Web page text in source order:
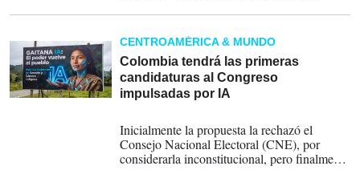
e incompetencia manifiesta para el
desempeño del cargo, derivadas de
actuaciones y omisiones que, de manera
reiterada y sistemática, han contravenido la
Constitución, la Ley del Ministerio Público
(Fiscalía), la Ley Electoral de Honduras y la
CENTROAMÉRICA & MUNDO
Colombia tendrá las primeras
candidaturas al Congreso
impulsadas por IA
Inicialmente la propuesta la rechazó el
Consejo Nacional Electoral (CNE), por
considerarla inconstitucional, pero finalmente